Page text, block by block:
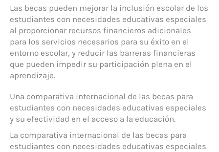
Las becas pueden mejorar la inclusión escolar de los
estudiantes con necesidades educativas especiales
al proporcionar recursos financieros adicionales
para los servicios necesarios para su éxito en el
entorno escolar, y reducir las barreras financieras
que pueden impedir su participación plena en el
aprendizaje.
Una comparativa internacional de las becas para
estudiantes con necesidades educativas especiales
y su efectividad en el acceso a la educación.
La comparativa internacional de las becas para
estudiantes con necesidades educativas especiales